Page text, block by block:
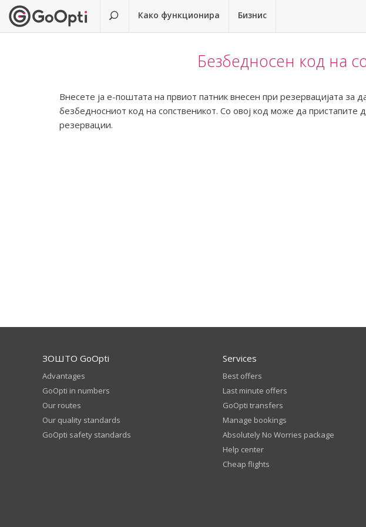
Како функционира Бизнис
Безбедносен код на
Внесете ја е-поштата на првиот патник внесен при резервацијата за
безбедносниот код на сопственикот. Со овој код може да пристапите
резервации.
ЗОШТО GoOpti
Advantages
GoOpti in numbers
Our routes
Our quality standards
GoOpti safety standards
Services
Best offers
Last minute offers
GoOpti transfers
Manage bookings
Absolutely No Worries package
Help center
Cheap flights